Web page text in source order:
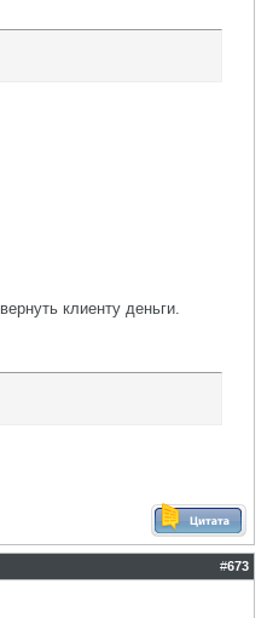
клиенту деньги.
#673